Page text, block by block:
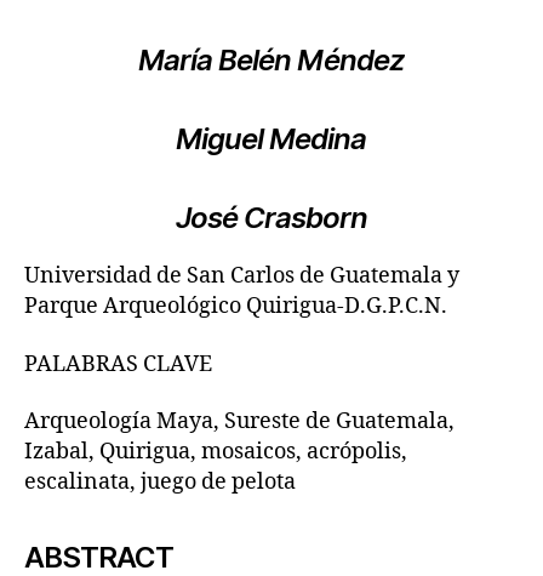
María Belén Méndez
Miguel Medina
José Crasborn
Universidad de San Carlos de Guatemala y
Parque Arqueológico Quirigua-D.G.P.C.N.
PALABRAS CLAVE
Arqueología Maya, Sureste de Guatemala,
Izabal, Quirigua, mosaicos, acrópolis,
escalinata, juego de pelota
ABSTRACT